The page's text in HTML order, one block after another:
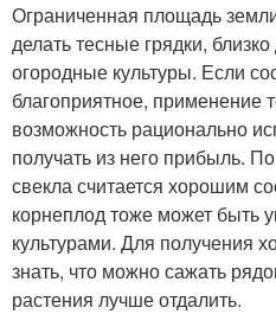
Ограниченная площадь
делать тесные грядки,
огородные культуры. Если
благоприятное, применение
возможность рационально
получать из него прибыль.
свекла считается хорошим
корнеплод тоже может быть
культурами. Для получения
знать, что можно сажать
растения лучше отдалить.